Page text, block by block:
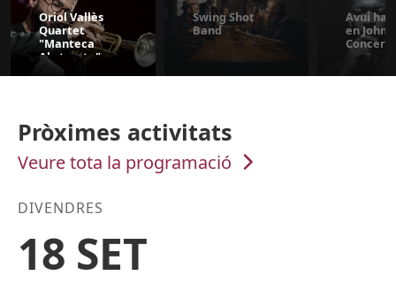
Oriol Vallès
Quartet
"Manteca
Abstracta"
Swing Shot
Band
Avui ha
en John.
Concert
Pròximes activitats
Veure tota la programació
DIVENDRES
18 SET